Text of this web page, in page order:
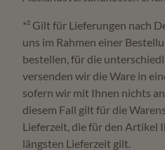
*² Gilt für Lieferungen nach
uns im Rahmen einer
bestellen, für die
versenden wir die Ware in
sofern wir mit Ihnen nichts
diesem Fall gilt für die
Lieferzeit, die für den Artikel
längsten Lieferzeit gilt.